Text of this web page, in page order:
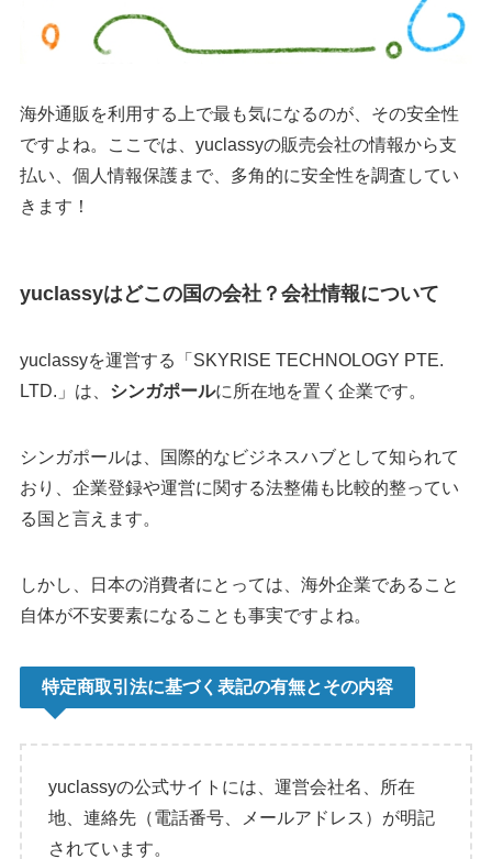
海外通販を利用する上で最も気になるのが、その安全性
ですよね。ここでは、yuclassyの販売会社の情報から支
払い、個人情報保護まで、多角的に安全性を調査してい
きます！
yuclassyはどこの国の会社？会社情報について
yuclassyを運営する「SKYRISE TECHNOLOGY PTE.
LTD.」は、 シンガポールに所在地を置く企業です。
シンガポールは、国際的なビジネスハブとして知られて
おり、企業登録や運営に関する法整備も比較的整ってい
る国と言えます。
しかし、日本の消費者にとっては、海外企業であること
自体が不安要素になることも事実ですよね。
特定商取引法に基づく表記の有無とその内容
yuclassyの公式サイトには、運営会社名、所在
地、連絡先（電話番号、メールアドレス）が明記
されています。